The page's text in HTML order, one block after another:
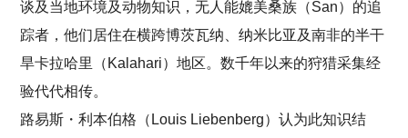
谈及当地环境及动物知识，无人能媲美桑族（San）的追
踪者，他们居住在横跨博茨瓦纳、纳米比亚及南非的半干
旱卡拉哈里（Kalahari）地区。数千年以来的狩猎采集经
验代代相传。
路易斯・利本伯格（Louis Liebenberg）认为此知识结